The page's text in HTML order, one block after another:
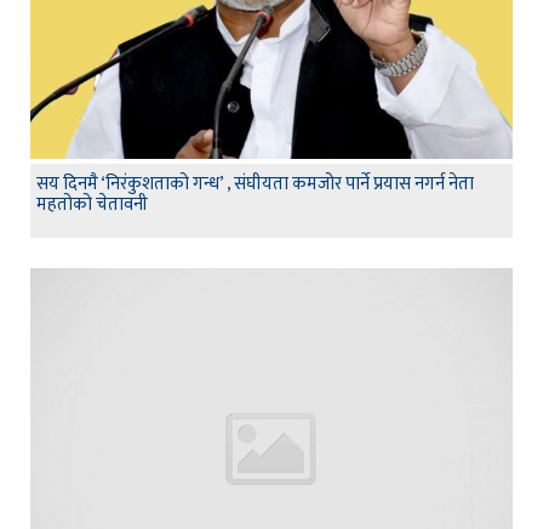
सय दिनमै ‘निरंकुशताको गन्ध’ , संघीयता कमजोर पार्ने प्रयास नगर्न नेता
महतोको चेतावनी